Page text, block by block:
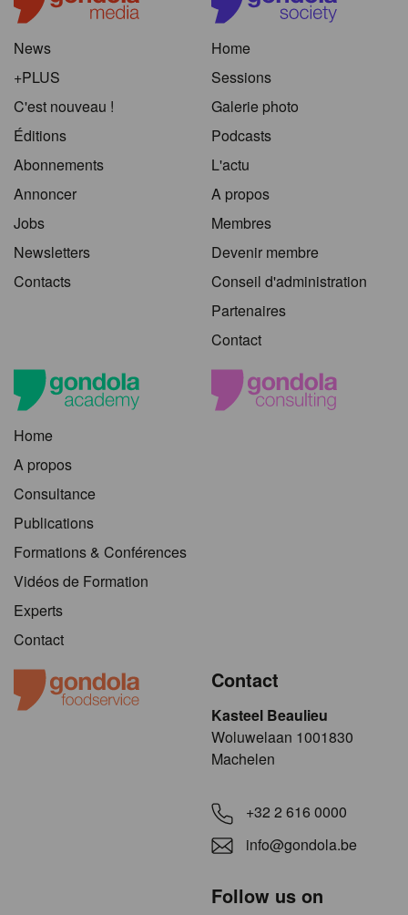
News
+PLUS
C'est nouveau !
Éditions
Abonnements
Annoncer
Jobs
Newsletters
Contacts
Home
Sessions
Galerie photo
Podcasts
L'actu
A propos
Membres
Devenir membre
Conseil d'administration
Partenaires
Contact
Home
A propos
Consultance
Publications
Formations & Conférences
Vidéos de Formation
Experts
Contact
Contact
Kasteel Beaulieu
​​​Woluwelaan 1001830
Machelen
+32 2 616 0000
info@gondola.be
Follow us on